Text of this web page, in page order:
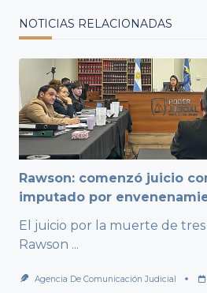
NOTICIAS RELACIONADAS
Rawson: comenzó juicio
imputado por
El juicio por la muerte de
Rawson ...
Agencia De Comunicación Judicial